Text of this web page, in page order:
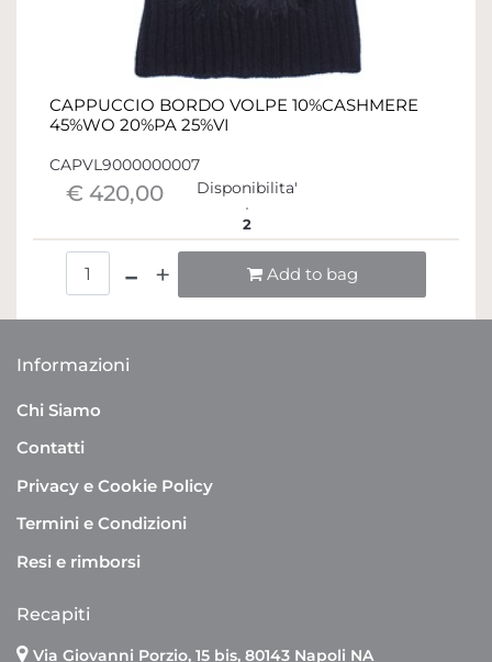
CAPPUCCIO BORDO VOLPE 10%CASHMERE
45%WO 20%PA 25%VI
CAPVL9000000007
€ 420,00 Disponibilita'
2
Add to bag
Informazioni
Chi Siamo
Contatti
Privacy e Cookie Policy
Termini e Condizioni
Resi e rimborsi
Recapiti
Via Giovanni Porzio, 15 bis, 80143 Napoli NA